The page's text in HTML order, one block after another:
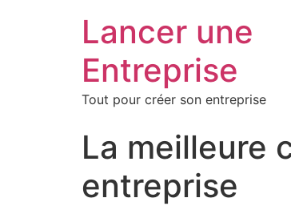
Lancer une
Entreprise
Tout pour créer son entreprise
La meilleure
entreprise